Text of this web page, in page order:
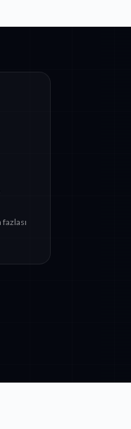
fazlası